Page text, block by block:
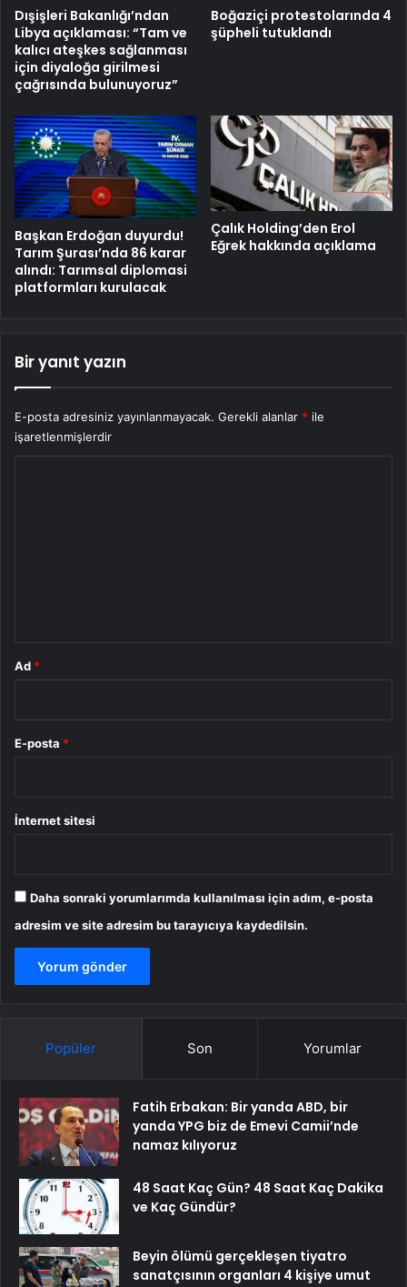
Dışişleri Bakanlığı’ndan
Libya açıklaması: “Tam ve
kalıcı ateşkes sağlanması
için diyaloğa girilmesi
çağrısında bulunuyoruz”
Boğaziçi protestolarında 4
şüpheli tutuklandı
Başkan Erdoğan duyurdu!
Tarım Şurası’nda 86 karar
alındı: Tarımsal diplomasi
platformları kurulacak
Çalık Holding’den Erol
Eğrek hakkında açıklama
Bir yanıt yazın
E-posta adresiniz yayınlanmayacak. Gerekli alanlar * ile
işaretlenmişlerdir
Ad *
E-posta *
İnternet sitesi
Daha sonraki yorumlarımda kullanılması için adım, e-posta
adresim ve site adresim bu tarayıcıya kaydedilsin.
Popüler Son Yorumlar
Fatih Erbakan: Bir yanda ABD, bir
yanda YPG biz de Emevi Camii’nde
namaz kılıyoruz
48 Saat Kaç Gün? 48 Saat Kaç Dakika
ve Kaç Gündür?
Beyin ölümü gerçekleşen tiyatro
sanatçısının organları 4 kişiye umut